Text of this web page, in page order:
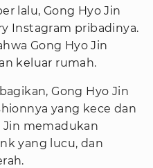
lalu, Gong Hyo Jin
Instagram pribadinya.
Gong Hyo Jin
keluar rumah.
Gong Hyo Jin
yang kece dan
Jin memadukan
yang lucu, dan